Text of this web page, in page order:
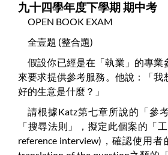
九十四學年度下學期 期中考
OPEN BOOK EXAM
全壹題 (整合題)
假設你已經是在「執業」的專業
來要求提供參考服務。他說：「我
好的生意是什麼？」
請根據Katz第七章所說的「參
「搜尋法則」，擬定此個案的「
reference interview)，確認使用者